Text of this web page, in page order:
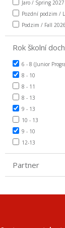
Jaro / Spring 2027
Pozdní podzim /
Podzim / Fall 2026
Rok školní
6 - 8 (Junior
8 - 10
8 - 11
8 - 13
9 - 13
10 - 13
9 - 10
12-13
Partner